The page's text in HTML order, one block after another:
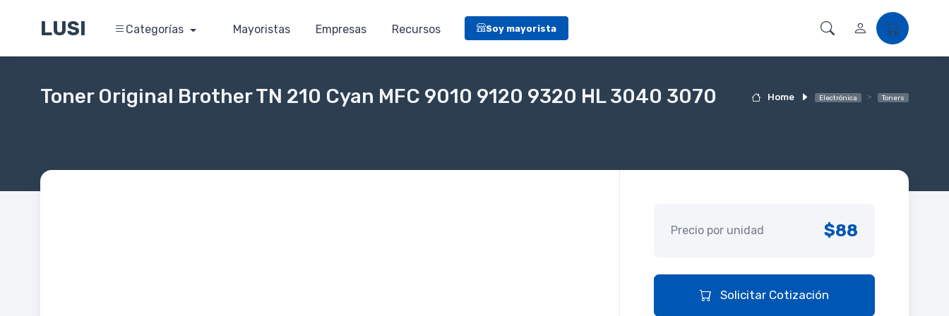
LUSI Categorías Mayoristas Empresas Recursos Soy mayorista
Home Electrónica Toners
Toner Original Brother TN 210 Cyan MFC 9010 9120 9320 HL 3040 3070
Precio por unidad $88
Solicitar Cotización